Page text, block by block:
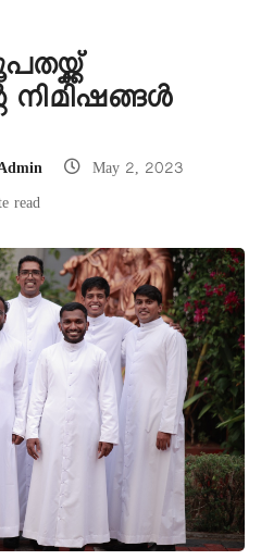
നിമിഷങ്ങൾ
May 2, 2023
read